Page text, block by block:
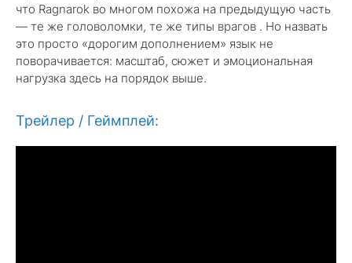
что Ragnarok во многом похожа на предыдущую часть
— те же головоломки, те же типы врагов . Но назвать
это просто «дорогим дополнением» язык не
поворачивается: масштаб, сюжет и эмоциональная
нагрузка здесь на порядок выше.
Трейлер / Геймплей: